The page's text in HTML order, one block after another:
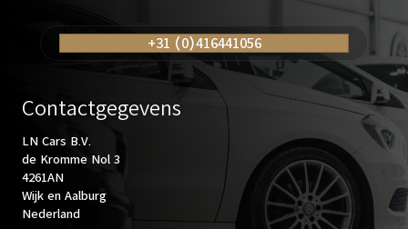
+31 (0)416441056
Contactgegevens
LN Cars B.V.
de Kromme Nol 3
4261AN
Wijk en Aalburg
Nederland